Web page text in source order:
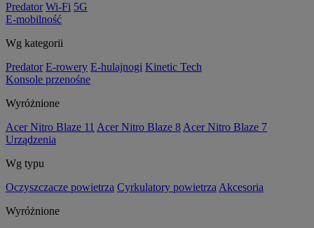
Predator Wi-Fi 5G
E-mobilność
Wg kategorii
Predator E-rowery E-hulajnogi Kinetic Tech
Konsole przenośne
Wyróżnione
Acer Nitro Blaze 11 Acer Nitro Blaze 8 Acer Nitro Blaze 7
Urządzenia
Wg typu
Oczyszczacze powietrza Cyrkulatory powietrza Akcesoria
Wyróżnione